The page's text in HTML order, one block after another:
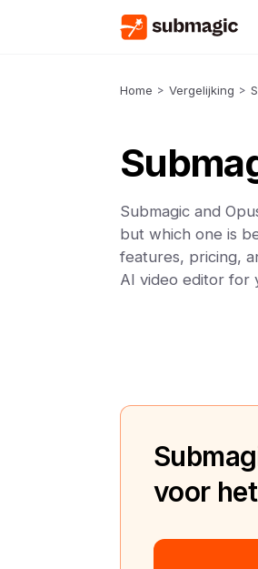
Home > Vergelijking >
Submagic and
but which one is
features, pricing,
AI video editor for
voor